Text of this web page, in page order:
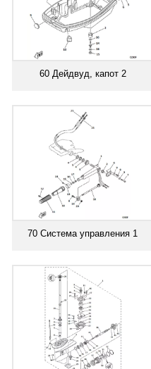
60 Дейдвуд, капот 2
70 Система управления 1